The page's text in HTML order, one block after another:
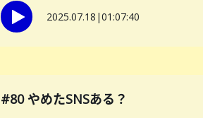
2025.07.18 |01:07:40
#80 やめたSNSある？